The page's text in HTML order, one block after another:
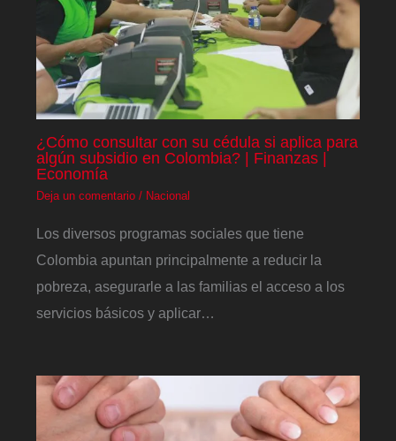
¿Cómo consultar con su cédula si aplica para
algún subsidio en Colombia? | Finanzas |
Economía
Deja un comentario / Nacional
Los diversos programas sociales que tiene
Colombia apuntan principalmente a reducir la
pobreza, asegurarle a las familias el acceso a los
servicios básicos y aplicar…